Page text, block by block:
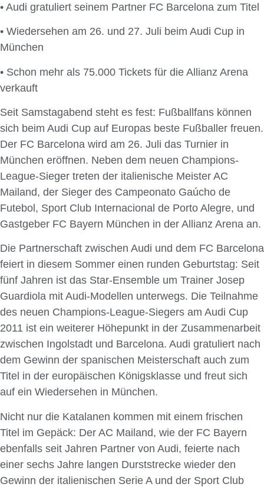
• Audi gratuliert seinem Partner FC Barcelona zum Titel
• Wiedersehen am 26. und 27. Juli beim Audi Cup in
München
• Schon mehr als 75.000 Tickets für die Allianz Arena
verkauft
Seit Samstagabend steht es fest: Fußballfans können
sich beim Audi Cup auf Europas beste Fußballer freuen.
Der FC Barcelona wird am 26. Juli das Turnier in
München eröffnen. Neben dem neuen Champions-
League-Sieger treten der italienische Meister AC
Mailand, der Sieger des Campeonato Gaúcho de
Futebol, Sport Club Internacional de Porto Alegre, und
Gastgeber FC Bayern München in der Allianz Arena an.
Die Partnerschaft zwischen Audi und dem FC Barcelona
feiert in diesem Sommer einen runden Geburtstag: Seit
fünf Jahren ist das Star-Ensemble um Trainer Josep
Guardiola mit Audi-Modellen unterwegs. Die Teilnahme
des neuen Champions-League-Siegers am Audi Cup
2011 ist ein weiterer Höhepunkt in der Zusammenarbeit
zwischen Ingolstadt und Barcelona. Audi gratuliert nach
dem Gewinn der spanischen Meisterschaft auch zum
Titel in der europäischen Königsklasse und freut sich
auf ein Wiedersehen in München.
Nicht nur die Katalanen kommen mit einem frischen
Titel im Gepäck: Der AC Mailand, wie der FC Bayern
ebenfalls seit Jahren Partner von Audi, feierte nach
einer sechs Jahre langen Durststrecke wieder den
Gewinn der italienischen Serie A und der Sport Club